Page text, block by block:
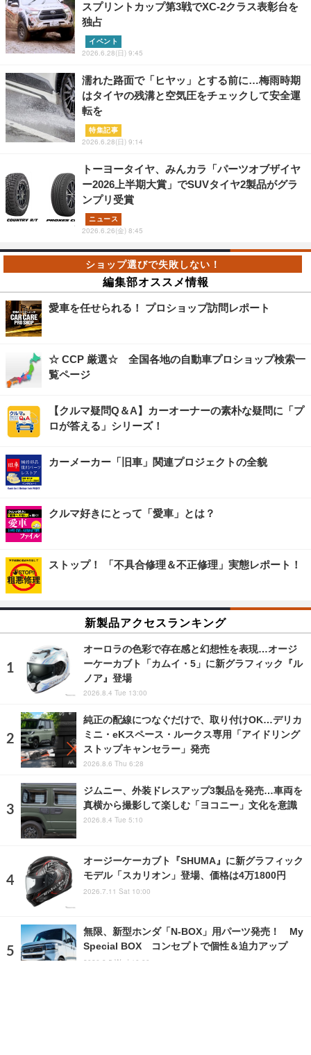
スプリントカップ第3戦でXC-2クラス表彰台を
独占
イベント
2026.6.28(日) 9:45
濡れた路面で「ヒヤッ」とする前に…梅雨時期
はタイヤの残溝と空気圧をチェックして安全運
転を
特集記事
2026.6.28(日) 9:14
トーヨータイヤ、みんカラ「パーツオブザイヤ
ー2026上半期大賞」でSUVタイヤ2製品がグラ
ンプリ受賞
ニュース
2026.6.26(金) 8:45
編集部オススメ情報
愛車を任せられる！ プロショップ訪問レポート
☆ CCP 厳選☆ 全国各地の自動車プロショップ検索一
覧ページ
【クルマ疑問Q＆A】カーオーナーの素朴な疑問に「プ
ロが答える」シリーズ！
カーメーカー「旧車」関連プロジェクトの全貌
クルマ好きにとって「愛車」とは？
ストップ！ 「不具合修理＆不正修理」実態レポート！
新製品アクセスランキング
オーロラの色彩で存在感と幻想性を表現…オージ
ーケーカブト「カムイ・5」に新グラフィック『ル
ノア』登場
2026.8.4 Tue 13:00
純正の配線につなぐだけで、取り付けOK…デリカ
ミニ・eKスペース・ルークス専用「アイドリング
ストップキャンセラー」発売
2026.8.6 Thu 6:28
ジムニー、外装ドレスアップ3製品を発売…車両を
真横から撮影して楽しむ「ヨコニー」文化を意識
2026.8.4 Tue 5:10
オージーケーカブト『SHUMA』に新グラフィック
モデル「スカリオン」登場、価格は4万1800円
2026.7.11 Sat 10:00
無限、新型ホンダ「N-BOX」用パーツ発売！ My
Special BOX コンセプトで個性＆迫力アップ
2026.8.5 Wed 10:00